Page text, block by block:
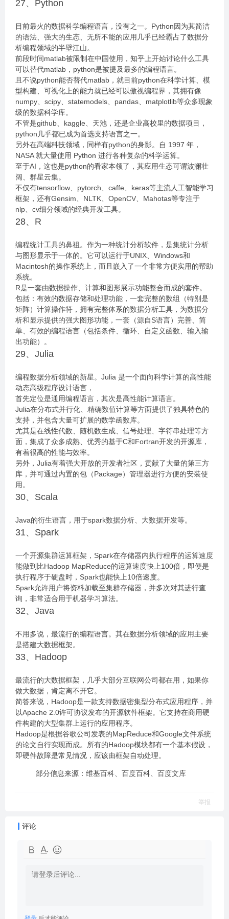
27、Python
目前最火的数据科学编程语言，没有之一。Python因为其简洁
的语法、强大的生态、无所不能的应用几乎已经霸占了数据分
析编程领域的半壁江山。
前段时间matlab被限制在中国使用，知乎上开始讨论什么工具
可以替代matlab，python是被提及最多的编程语言。
且不说python能否替代matlab，就目前python在科学计算、模
型构建、可视化上的能力就已经可以傲视编程界，其拥有像
numpy、scipy、statemodels、pandas、matplotlib等众多现象
级的数据科学库。
不管是github、kaggle、天池，还是企业高校里的数据项目，
python几乎都已成为首选支持语言之一。
另外在高端科技领域，同样有python的身影。自 1997 年，
NASA 就大量使用 Python 进行各种复杂的科学运算。
至于AI，这也是python的看家本领了，其应用生态可谓波澜壮
阔、群星云集。
不仅有tensorflow、pytorch、caffe、keras等主流人工智能学习
框架，还有Gensim、NLTK、OpenCV、Mahotas等专注于
nlp、cv细分领域的经典开发工具。
28、R
编程统计工具的鼻祖。作为一种统计分析软件，是集统计分析
与图形显示于一体的。它可以运行于UNIX、Windows和
Macintosh的操作系统上，而且嵌入了一个非常方便实用的帮助
系统。
R是一套由数据操作、计算和图形展示功能整合而成的套件。
包括：有效的数据存储和处理功能，一套完整的数组（特别是
矩阵）计算操作符，拥有完整体系的数据分析工具，为数据分
析和显示提供的强大图形功能，一套（源自S语言）完善、简
单、有效的编程语言（包括条件、循环、自定义函数、输入输
出功能）。
29、Julia
编程数据分析领域的新星。Julia 是一个面向科学计算的高性能
动态高级程序设计语言，
首先定位是通用编程语言，其次是高性能计算语言。
Julia在分布式并行化、精确数值计算等方面提供了独具特色的
支持，并包含大量可扩展的数学函数库。
尤其是在线性代数、随机数生成、信号处理、字符串处理等方
面，集成了众多成熟、优秀的基于C和Fortran开发的开源库，
有着很高的性能与效率。
另外，Julia有着强大开放的开发者社区，贡献了大量的第三方
库，并可通过内置的包（Package）管理器进行方便的安装使
用。
30、Scala
Java的衍生语言，用于spark数据分析、大数据开发等。
31、Spark
一个开源集群运算框架，Spark在存储器内执行程序的运算速度
能做到比Hadoop MapReduce的运算速度快上100倍，即便是
执行程序于硬盘时，Spark也能快上10倍速度。
Spark允许用户将资料加载至集群存储器，并多次对其进行查
询，非常适合用于机器学习算法。
32、Java
不用多说，最流行的编程语言。其在数据分析领域的应用主要
是搭建大数据框架。
33、Hadoop
最流行的大数据框架，几乎大部分互联网公司都在用，如果你
做大数据，肯定离不开它。
简答来说，Hadoop是一款支持数据密集型分布式应用程序，并
以Apache 2.0许可协议发布的开源软件框架。它支持在商用硬
件构建的大型集群上运行的应用程序。
Hadoop是根据谷歌公司发表的MapReduce和Google文件系统
的论文自行实现而成。所有的Hadoop模块都有一个基本假设，
即硬件故障是常见情况，应该由框架自动处理。
部分信息来源：维基百科、百度百科、百度文库
举报
评论